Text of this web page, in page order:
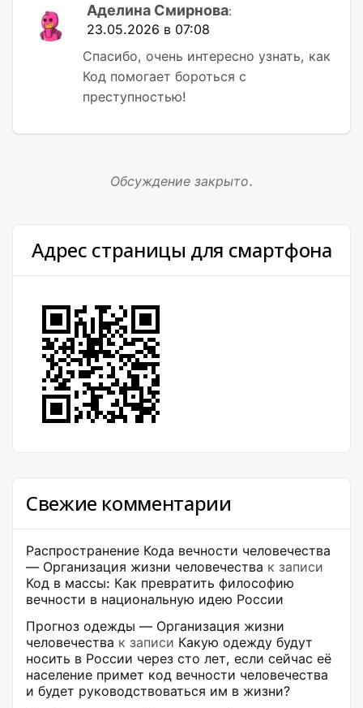
Аделина Смирнова:
23.05.2026 в 07:08
Спасибо, очень интересно узнать, как
Код помогает бороться с
преступностью!
Обсуждение закрыто.
Адрес страницы для смартфона
Свежие комментарии
Распространение Кода вечности человечества
— Организация жизни человечества к записи
Код в массы: Как превратить философию
вечности в национальную идею России
Прогноз одежды — Организация жизни
человечества к записи Какую одежду будут
носить в России через сто лет, если сейчас её
население примет код вечности человечества
и будет руководствоваться им в жизни?